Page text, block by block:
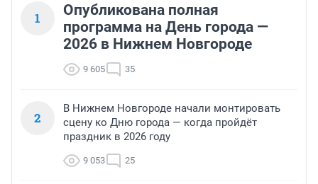
1
Опубликована полная
программа на День города —
2026 в Нижнем Новгороде
9 605 35
2
В Нижнем Новгороде начали монтировать
сцену ко Дню города — когда пройдёт
праздник в 2026 году
9 053 25